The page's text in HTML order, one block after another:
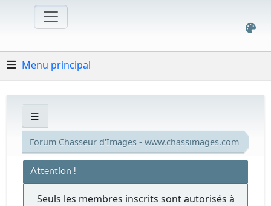
Menu principal
Forum Chasseur d'Images - www.chassimages.com
Attention !
Seuls les membres inscrits sont autorisés à